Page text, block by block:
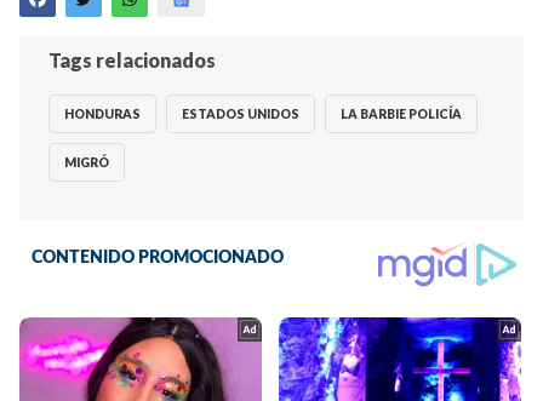
Tags relacionados
HONDURAS ESTADOS UNIDOS LA BARBIE POLICÍA
MIGRÓ